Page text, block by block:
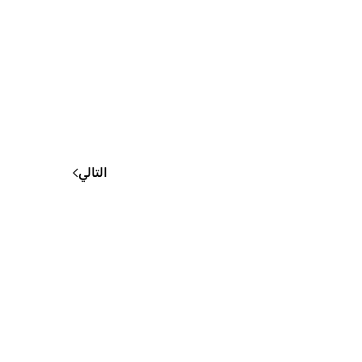
التالي